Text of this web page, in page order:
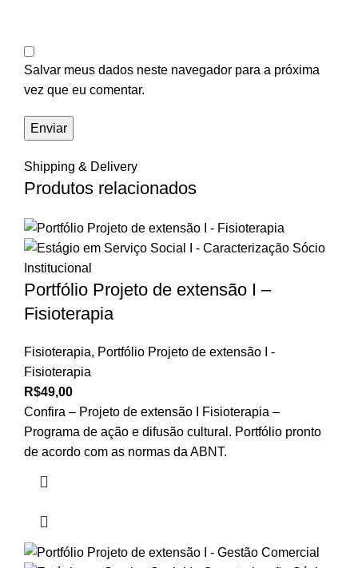
Salvar meus dados neste navegador para a próxima
vez que eu comentar.
Shipping & Delivery
Produtos relacionados
Portfólio Projeto de extensão I –
Fisioterapia
Fisioterapia, Portfólio Projeto de extensão I -
Fisioterapia
R$49,00
Confira – Projeto de extensão I Fisioterapia –
Programa de ação e difusão cultural. Portfólio pronto
de acordo com as normas da ABNT.